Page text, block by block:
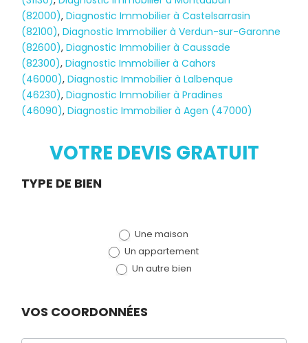
Diagnostic
TERMITES
(82000),Diagnostic Immobilier à Castelsarrasin
(82100),Diagnostic Immobilier à Verdun-sur-Garonne
(82600),Diagnostic Immobilier à Caussade
(82300),Diagnostic Immobilier à Cahors
(46000),Diagnostic Immobilier à Lalbenque
(46230),Diagnostic Immobilier à Pradines
(46090),Diagnostic Immobilier à Agen (47000)
VOTRE DEVIS GRATUIT
Demande
TYPE DE BIEN
Une maison
Un appartement
Un autre bien
VOS COORDONNÉES